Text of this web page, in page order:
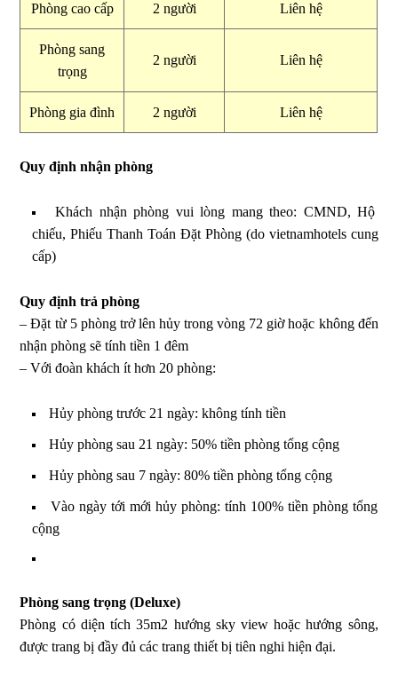
Phòng cao cấp 2 người Liên hệ
Phòng sang
trọng
2 người Liên hệ
Phòng gia đình 2 người Liên hệ
Quy định nhận phòng
Khách nhận phòng vui lòng mang theo: CMND, Hộ
chiếu, Phiếu Thanh Toán Đặt Phòng (do vietnamhotels cung
cấp)
Quy định trả phòng
– Đặt từ 5 phòng trở lên hủy trong vòng 72 giờ hoặc không đến
nhận phòng sẽ tính tiền 1 đêm
– Với đoàn khách ít hơn 20 phòng:
Hủy phòng trước 21 ngày: không tính tiền
Hủy phòng sau 21 ngày: 50% tiền phòng tổng cộng
Hủy phòng sau 7 ngày: 80% tiền phòng tổng cộng
Vào ngày tới mới hủy phòng: tính 100% tiền phòng tổng
cộng
Phòng sang trọng (Deluxe)
Phòng có diện tích 35m2 hướng sky view hoặc hướng sông,
được trang bị đầy đủ các trang thiết bị tiên nghi hiện đại.